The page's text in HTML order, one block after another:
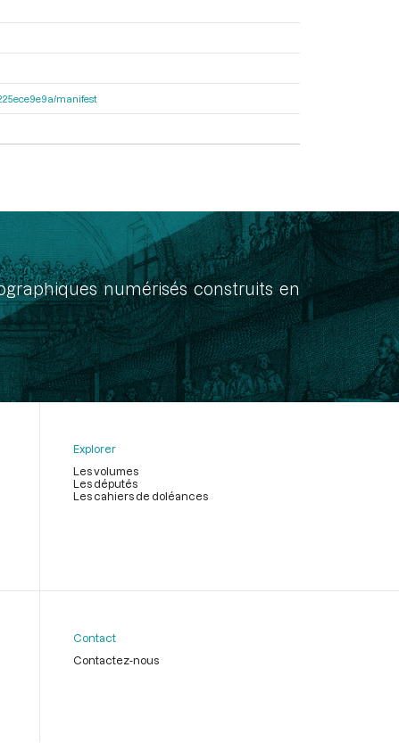
manifest
numérisés construits en
Explorer
Les volumes
Les députés
Les cahiers de doléances
Contact
Contactez-nous